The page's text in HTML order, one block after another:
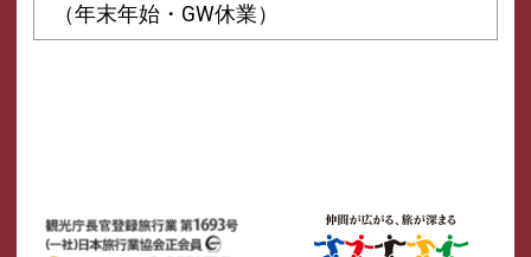
（年末年始・GW休業）